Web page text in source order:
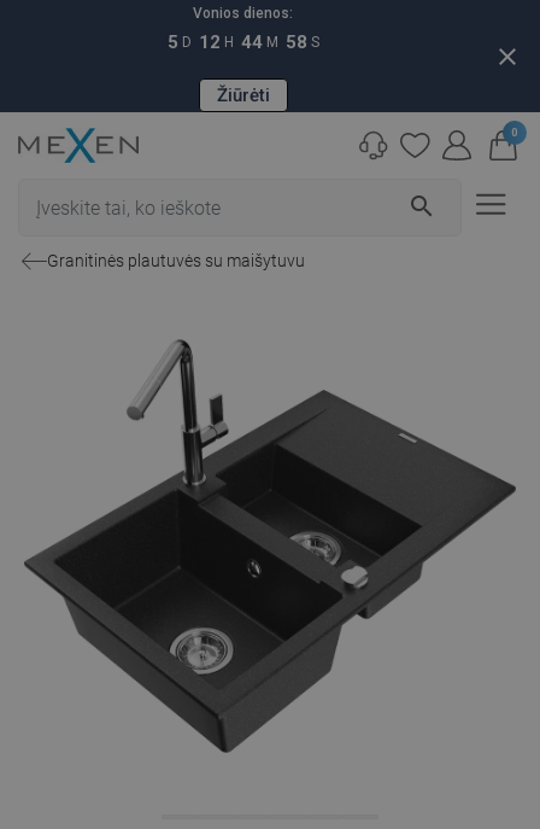
Vonios dienos:
5 D 12 H 44 M 57 S
Žiūrėti
close
search
0
Granitinės plautuvės su maišytuvu